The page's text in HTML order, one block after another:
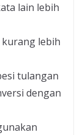
lain lebih
lebih
tulangan
dengan